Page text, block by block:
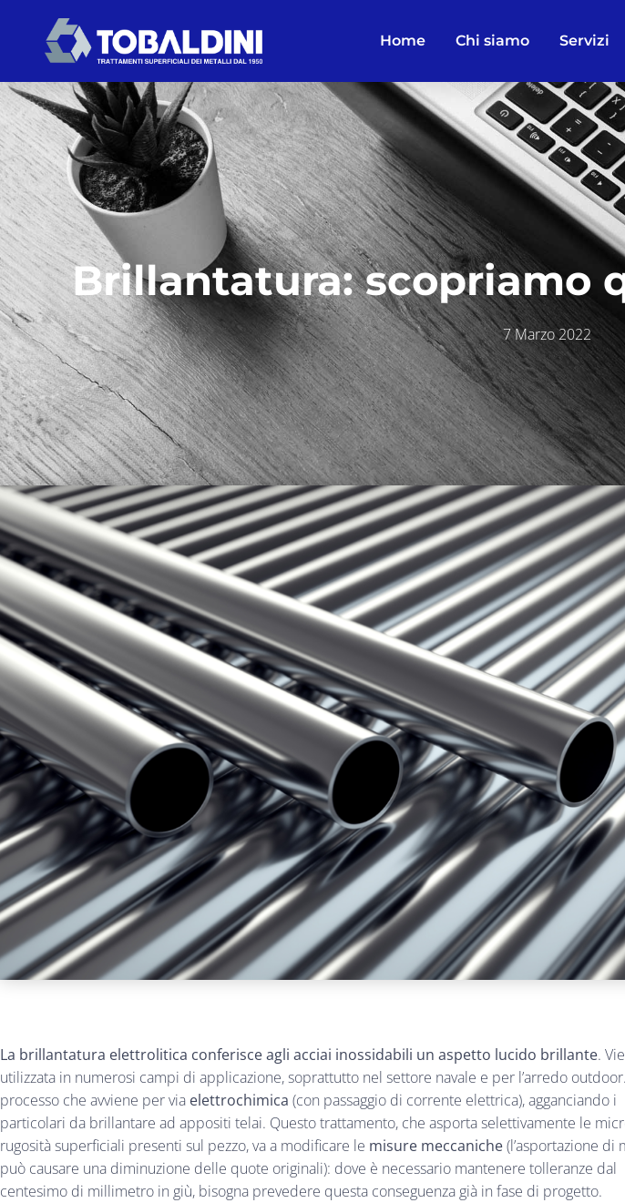
Home Chi siamo Servizi
Brillantatura: scopriamo
7 Marzo 2022
Home/News
La brillantatura elettrolitica conferisce agli acciai inossidabili un aspetto lucido brillante.
utilizzata in numerosi campi di applicazione, soprattutto nel settore navale e per l’arredo
processo che avviene per via elettrochimica (con passaggio di corrente elettrica), agganciando i
particolari da brillantare ad appositi telai. Questo trattamento, che asporta selettivamente le
rugosità superficiali presenti sul pezzo, va a modificare le misure meccaniche(l’asportazione di
può causare una diminuzione delle quote originali): dove è necessario mantenere tolleranze dal
centesimo di millimetro in giù, bisogna prevedere questa conseguenza già in fase di progetto.